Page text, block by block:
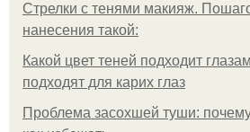
Стрелки с тенями макияж.
нанесения такой:
Какой цвет теней подходит
подходят для карих глаз
Проблема засохшей туши: